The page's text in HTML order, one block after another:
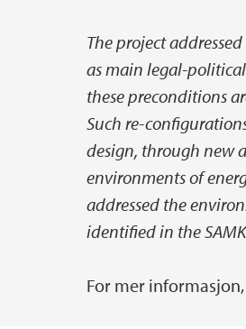
The project
as main legal-
these preconditions
Such re-
design, through new
environments of
addressed the
identified in the
For mer